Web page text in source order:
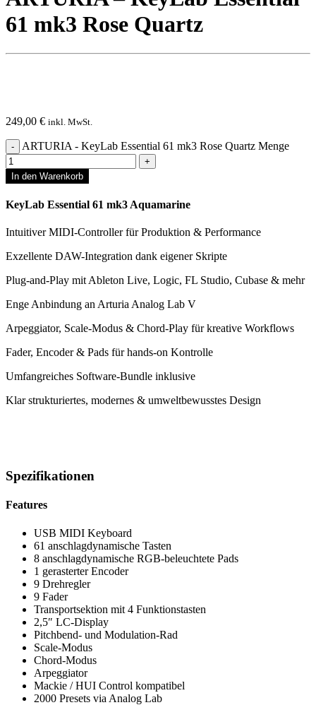
61 mk3 Rose Quartz
249,00 € inkl. MwSt.
ARTURIA - KeyLab Essential 61 mk3 Rose Quartz Menge
In den Warenkorb
KeyLab Essential 61 mk3 Aquamarine
Intuitiver MIDI-Controller für Produktion & Performance
Exzellente DAW-Integration dank eigener Skripte
Plug-and-Play mit Ableton Live, Logic, FL Studio, Cubase & mehr
Enge Anbindung an Arturia Analog Lab V
Arpeggiator, Scale-Modus & Chord-Play für kreative Workflows
Fader, Encoder & Pads für hands-on Kontrolle
Umfangreiches Software-Bundle inklusive
Klar strukturiertes, modernes & umweltbewusstes Design
Spezifikationen
Features
USB MIDI Keyboard
61 anschlagdynamische Tasten
8 anschlagdynamische RGB-beleuchtete Pads
1 gerasterter Encoder
9 Drehregler
9 Fader
Transportsektion mit 4 Funktionstasten
2,5″ LC-Display
Pitchbend- und Modulation-Rad
Scale-Modus
Chord-Modus
Arpeggiator
Mackie / HUI Control kompatibel
2000 Presets via Analog Lab